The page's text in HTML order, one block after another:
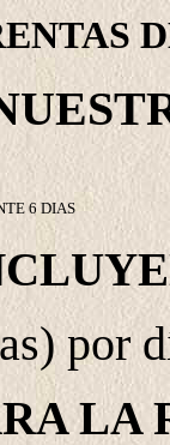
6 DIAS
por
LA